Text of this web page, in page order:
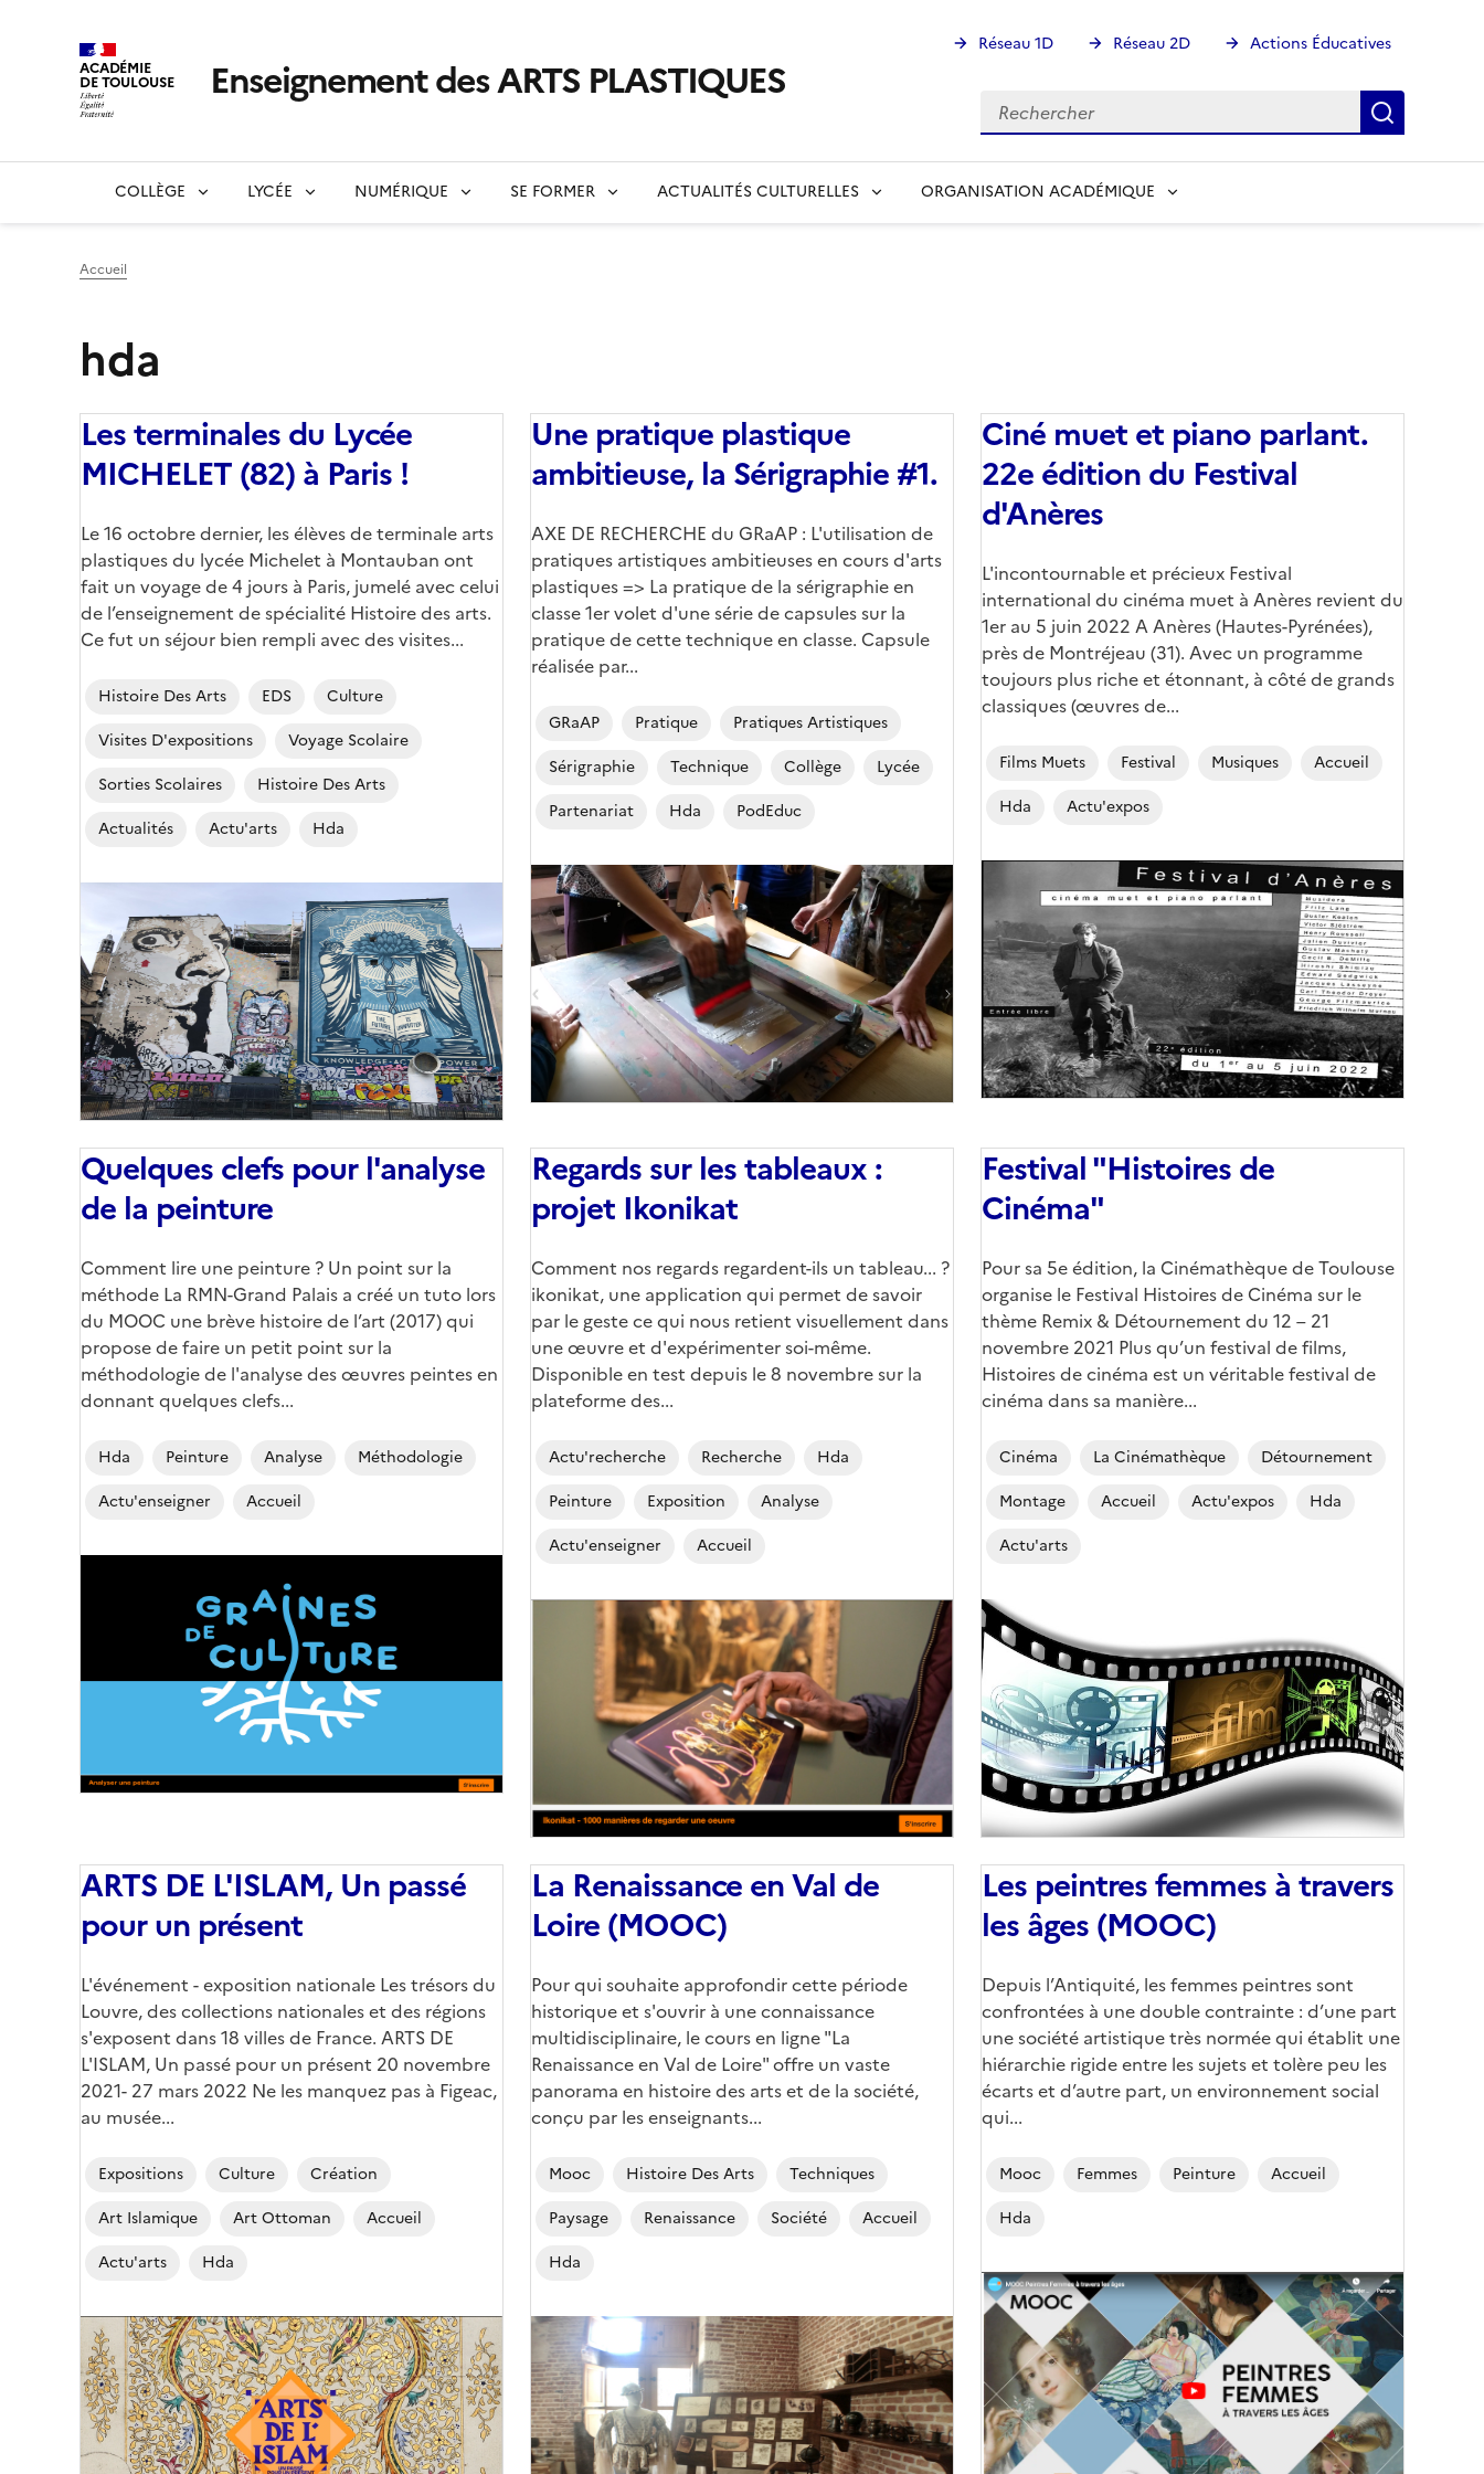
ACADÉMIE
DE TOULOUSE Enseignement des ARTS PLASTIQUES
Réseau 1D Réseau 2D Actions Éducatives
Rechercher
Rechercher
COLLÈGE LYCÉE NUMÉRIQUE SE FORMER ACTUALITÉS CULTURELLES ORGANISATION ACADÉMIQUE
Accueil
hda
Les terminales du Lycée
MICHELET (82) à Paris !
Corps
Le 16 octobre dernier, les élèves de terminale arts
plastiques du lycée Michelet à Montauban ont
fait un voyage de 4 jours à Paris, jumelé avec celui
de l’enseignement de spécialité Histoire des arts.
Ce fut un séjour bien rempli avec des visites...
Histoire Des Arts EDS
Culture
Visites D'expositions
Voyage Scolaire
Sorties Scolaires
Histoire Des Arts
Actualités
Actu'arts Hda
couverture
(conseillée)
Une pratique plastique
ambitieuse, la Sérigraphie #1.
Corps
AXE DE RECHERCHE du GRaAP : L'utilisation de
pratiques artistiques ambitieuses en cours d'arts
plastiques => La pratique de la sérigraphie en
classe 1er volet d'une série de capsules sur la
pratique de cette technique en classe. Capsule
réalisée par...
GRaAP Pratique
Pratiques Artistiques
Sérigraphie
Technique Collège
Lycée
Partenariat
Hda PodEduc
Image
de
couverture
(conseillée)
Ciné muet et piano parlant.
22e édition du Festival
d'Anères
Corps
L'incontournable et précieux Festival
international du cinéma muet à Anères revient du
1er au 5 juin 2022 A Anères (Hautes-Pyrénées),
près de Montréjeau (31). Avec un programme
toujours plus riche et étonnant, à côté de grands
classiques (œuvres de...
Films Muets Festival Musiques
Accueil
Hda
Actu'expos
de
couverture
(conseillée)
Quelques clefs pour l'analyse
de la peinture
Corps
Comment lire une peinture ? Un point sur la
méthode La RMN-Grand Palais a créé un tuto lors
du MOOC une brève histoire de l’art (2017) qui
propose de faire un petit point sur la
méthodologie de l'analyse des œuvres peintes en
donnant quelques clefs...
Hda Peinture Analyse
Méthodologie
Actu'enseigner
Accueil
Regards sur les tableaux :
projet Ikonikat
Corps
Comment nos regards regardent-ils un tableau... ?
ikonikat, une application qui permet de savoir
par le geste ce qui nous retient visuellement dans
une œuvre et d'expérimenter soi-même.
Disponible en test depuis le 8 novembre sur la
plateforme des...
Actu'recherche Recherche
Hda
Peinture
Exposition
Analyse
Actu'enseigner
Accueil
couverture
(conseillée)
Festival "Histoires de
Cinéma"
Corps
Pour sa 5e édition, la Cinémathèque de Toulouse
organise le Festival Histoires de Cinéma sur le
thème Remix & Détournement du 12 – 21
novembre 2021 Plus qu’un festival de films,
Histoires de cinéma est un véritable festival de
cinéma dans sa manière...
Cinéma La Cinémathèque
Détournement
Montage
Accueil Actu'expos
Hda
Actu'arts
Image
de
couverture
(conseillée)
ARTS DE L'ISLAM, Un passé
pour un présent
Corps
L'événement - exposition nationale Les trésors du
Louvre, des collections nationales et des régions
s'exposent dans 18 villes de France. ARTS DE
L'ISLAM, Un passé pour un présent 20 novembre
2021- 27 mars 2022 Ne les manquez pas à Figeac,
au musée...
Expositions Culture
Création
Art Islamique
Art Ottoman
Accueil
Actu'arts
Hda
Image
de
couverture
(conseillée)
La Renaissance en Val de
Loire (MOOC)
Corps
Pour qui souhaite approfondir cette période
historique et s'ouvrir à une connaissance
multidisciplinaire, le cours en ligne "La
Renaissance en Val de Loire" offre un vaste
panorama en histoire des arts et de la société,
conçu par les enseignants...
Mooc Histoire Des Arts
Techniques
Paysage
Renaissance Société
Accueil
Hda
Image
de
couverture
(conseillée)
Les peintres femmes à travers
les âges (MOOC)
Corps
Depuis l’Antiquité, les femmes peintres sont
confrontées à une double contrainte : d’une part
une société artistique très normée qui établit une
hiérarchie rigide entre les sujets et tolère peu les
écarts et d’autre part, un environnement social
qui...
Mooc Femmes Peinture
Accueil
Hda
Image
de
couverture
(conseillée)